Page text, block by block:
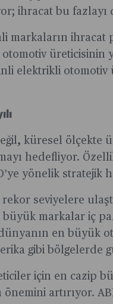
ihracat bu fazlayı
markaların ihracat
üreticisinin
elektrikli otomotiv
küresel ölçekte
hedefliyor.
yönelik
seviyelere
büyük markalar iç
en büyük
gibi bölgelerde
için en cazip
artırıyor.